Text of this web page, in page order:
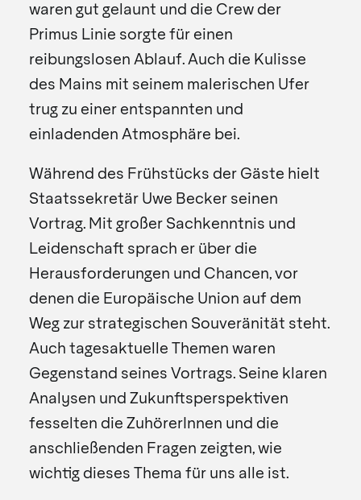
waren gut gelaunt und die Crew der
Primus Linie sorgte für einen
reibungslosen Ablauf. Auch die Kulisse
des Mains mit seinem malerischen Ufer
trug zu einer entspannten und
einladenden Atmosphäre bei.
Während des Frühstücks der Gäste hielt
Staatssekretär Uwe Becker seinen
Vortrag. Mit großer Sachkenntnis und
Leidenschaft sprach er über die
Herausforderungen und Chancen, vor
denen die Europäische Union auf dem
Weg zur strategischen Souveränität steht.
Auch tagesaktuelle Themen waren
Gegenstand seines Vortrags. Seine klaren
Analysen und Zukunftsperspektiven
fesselten die ZuhörerInnen und die
anschließenden Fragen zeigten, wie
wichtig dieses Thema für uns alle ist.